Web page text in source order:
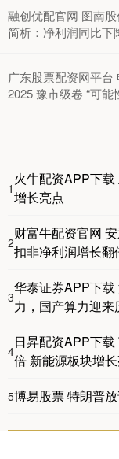
融创优配官网 图南
简析：净利润同比下
广东股票配资网平台
2025 豫市级卷 “可能
1
火牛配资APP下
增长亮点
2
财富牛配资官网
扣非净利润增长翻
3
华泰证券APP下
力，国产算力迎来
4
日昇配资APP下
倍 新能源板块增
5博易股票 特朗普